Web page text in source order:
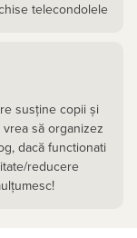
telecondolele
susține copii și
să organizez
dacă functionati
reducere